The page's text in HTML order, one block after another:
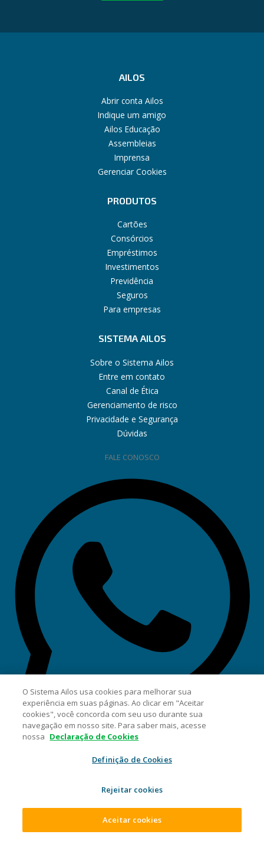
AILOS
Abrir conta Ailos
Indique um amigo
Ailos Educação
Assembleias
Imprensa
Gerenciar Cookies
PRODUTOS
Cartões
Consórcios
Empréstimos
Investimentos
Previdência
Seguros
Para empresas
SISTEMA AILOS
Sobre o Sistema Ailos
Entre em contato
Canal de Ética
Gerenciamento de risco
Privacidade e Segurança
Dúvidas
FALE CONOSCO
Whatsappp
SAC 0800 647 2200
Atendimento das 07h às 22h, de segunda a sexta e das 08h
Chamadas internacionais: 55 47 3381 8740
O Sistema Ailos usa cookies para melhorar sua
experiência em suas páginas. Ao clicar em "Aceitar
cookies", você concorda com seu uso durante sua
navegação em nosso site. Para saber mais, acesse
nossa Declaração de Cookies
Definição de Cookies
Rejeitar cookies
Aceitar cookies